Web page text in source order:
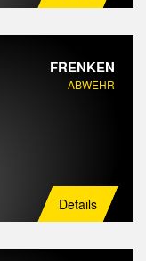
FRENKEN
ABWEHR
Details